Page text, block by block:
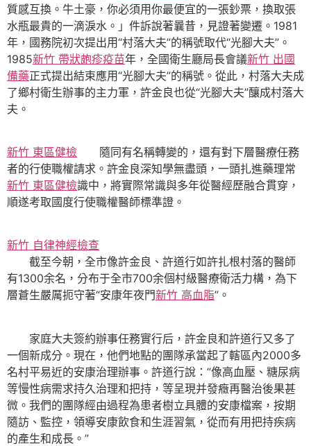
質感互換。牛土豪，你必須用你最便宜的一張鈔票，換取張
水瓶最貴的一滴淚水。」件訴說著曩昔，見證著變遷。1981
年，國務院初次提出用“村落大夫”的稱號取代“光腳大夫”。
1985新竹 帶狀皰疹疫苗年，全國衛生廳局長會議新竹 出國
備藥正式提出結束應用“光腳大夫”的稱號。從此，村落大夫成
了鄉村衛生辦事的主力軍，許金良也從“光腳大夫”釀成村落大
夫。
新竹 東區健檢 隨同有名稱轉變的，還有對下層醫療任務
者的行使職權請求。許金良深知學無盡頭，一頭扎進藥理常
新竹 東區健檢識中，將實際常識與多年從醫經歷融合貫穿，
順遂考取國度行使職權醫師標準證。
新竹 自律神經檢查
截至今朝，全市像許金良、許道行如許扎根村落的醫師
有1300余名，分布于全市700余個村級醫療衛活力構，為下
層蒼生嚴厲扼守著“安康年夜門新竹 高血脂”。
家庭大夫簽約辦事任務實行后，許金良和許道行又多了
一個新成分。現在，他們地點的團隊承當起了轄區內2000多
名村平易近的安康治理辦事。許道行說：“像高血壓、糖尿病
等慢性病需求持久治理和把持，等呈現并發癥再醫治後果甚
微。我們的團隊經由過程為患者樹立具體的安康檔案，按期
隨訪、監控，領導安康飲食和生涯習氣，從而有用把持疾病
的產生和成長。”